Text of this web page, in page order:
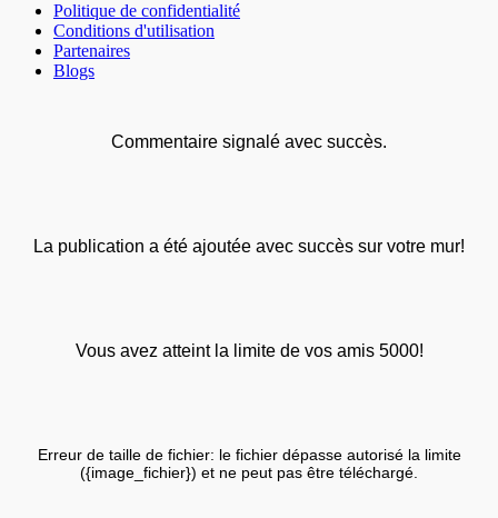
Politique de confidentialité
Conditions d'utilisation
Partenaires
Blogs
Commentaire signalé avec succès.
La publication a été ajoutée avec succès sur votre mur!
Vous avez atteint la limite de vos amis 5000!
Erreur de taille de fichier: le fichier dépasse autorisé la limite
({image_fichier}) et ne peut pas être téléchargé.